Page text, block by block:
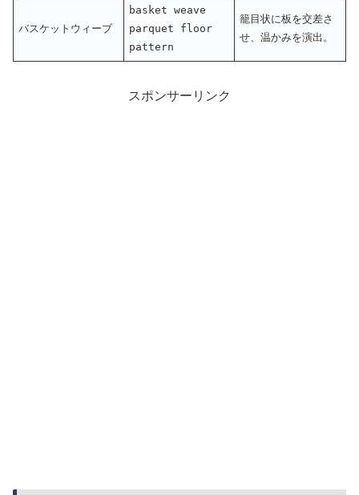
バスケットウィーブ
basket weave
parquet floor
pattern
籠目状に板を交差さ
せ、温かみを演出。
スポンサーリンク